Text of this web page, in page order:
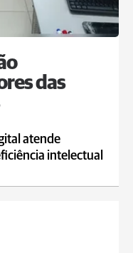
das
atende
intelectual